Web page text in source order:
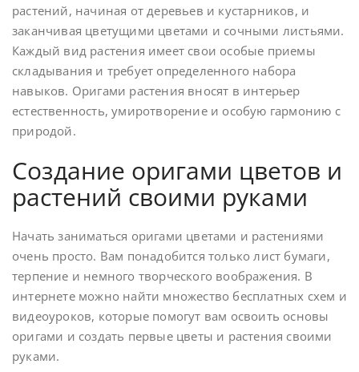
растений, начиная от деревьев и кустарников, и
заканчивая цветущими цветами и сочными листьями.
Каждый вид растения имеет свои особые приемы
складывания и требует определенного набора
навыков. Оригами растения вносят в интерьер
естественность, умиротворение и особую гармонию с
природой.
Создание оригами цветов и
растений своими руками
Начать заниматься оригами цветами и растениями
очень просто. Вам понадобится только лист бумаги,
терпение и немного творческого воображения. В
интернете можно найти множество бесплатных схем и
видеоуроков, которые помогут вам освоить основы
оригами и создать первые цветы и растения своими
руками.